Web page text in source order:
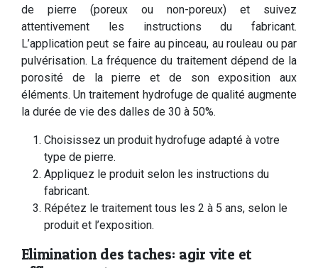
de pierre (poreux ou non-poreux) et suivez
attentivement les instructions du fabricant.
L’application peut se faire au pinceau, au rouleau ou par
pulvérisation. La fréquence du traitement dépend de la
porosité de la pierre et de son exposition aux
éléments. Un traitement hydrofuge de qualité augmente
la durée de vie des dalles de 30 à 50%.
Choisissez un produit hydrofuge adapté à votre
type de pierre.
Appliquez le produit selon les instructions du
fabricant.
Répétez le traitement tous les 2 à 5 ans, selon le
produit et l’exposition.
Elimination des taches: agir vite et